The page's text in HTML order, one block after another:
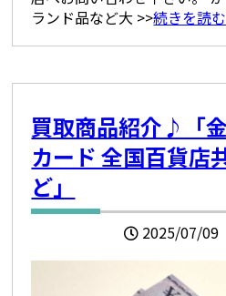
ランド品など大 >>続きを読む
買取商品紹介♪「
カード 全国百貨店
ど」
2025/07/09